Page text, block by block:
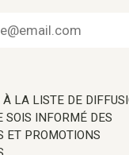
LA LISTE DE
SOIS INFORMÉ DES
ET PROMOTIONS